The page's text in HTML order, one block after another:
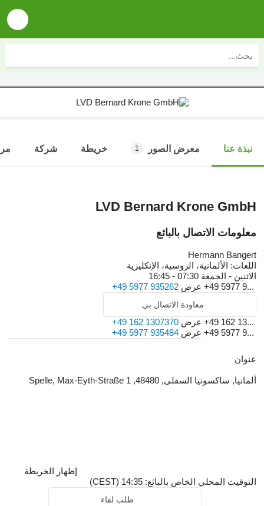
نبذة عنا معرض الصور 1 خريطة شركة
LVD Bernard Krone GmbH
معلومات الاتصال بالبائع
Hermann Bangert
اللغات: الألمانية، الروسية، الإنكليزية
الاثنين - الجمعة 07:30 - 16:45
+49 5977 9... عرض +49 5977 935262
معاودة الاتصال بي
+49 162 13... عرض +49 162 1307370
+49 5977 9... عرض +49 5977 935484
عنوان
ألمانيا, ساكسونيا السفلى, 48480, Spelle, Max-Eyth-Straße 1
إظهار الخريطة
التوقيت المحلي الخاص بالبائع: 14:35 (CEST)
طلب لقاء